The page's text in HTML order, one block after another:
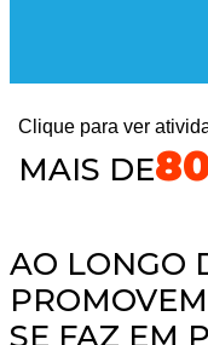
Clique para ver
MAIS DE
AO LONGO
SE FAZ EM